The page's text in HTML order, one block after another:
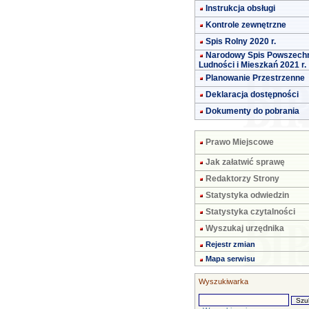
Instrukcja obsługi
Kontrole zewnętrzne
Spis Rolny 2020 r.
Narodowy Spis
Ludności i Mieszkań 2021 r.
Planowanie Przestrzenne
Deklaracja dostępności
Dokumenty do pobrania
Prawo Miejscowe
Jak załatwić sprawę
Redaktorzy Strony
Statystyka odwiedzin
Statystyka czytalności
Wyszukaj urzędnika
Rejestr zmian
Mapa serwisu
Wyszukiwarka